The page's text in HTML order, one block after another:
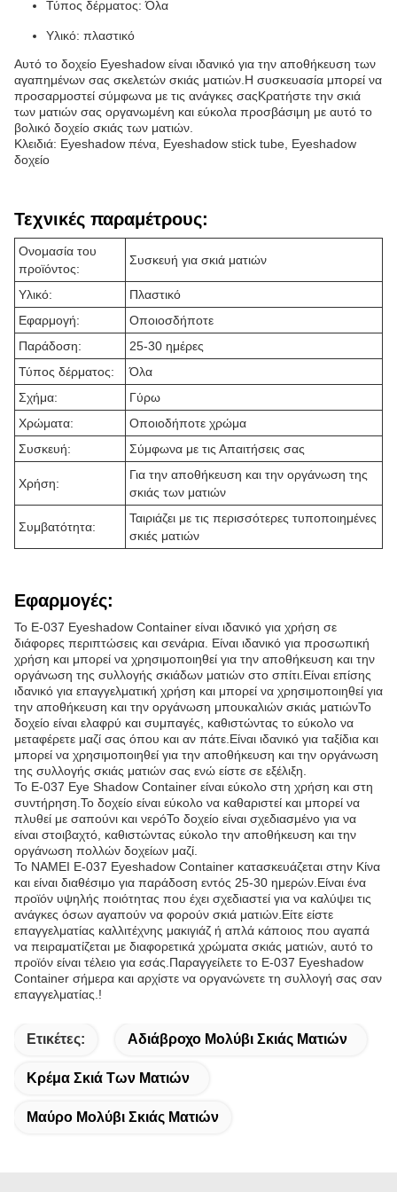
Τύπος δέρματος: Όλα
Υλικό: πλαστικό
Αυτό το δοχείο Eyeshadow είναι ιδανικό για την αποθήκευση των
αγαπημένων σας σκελετών σκιάς ματιών.Η συσκευασία μπορεί να
προσαρμοστεί σύμφωνα με τις ανάγκες σαςΚρατήστε την σκιά
των ματιών σας οργανωμένη και εύκολα προσβάσιμη με αυτό το
βολικό δοχείο σκιάς των ματιών.
Κλειδιά: Eyeshadow πένα, Eyeshadow stick tube, Eyeshadow
δοχείο
Τεχνικές παραμέτρους:
Ονομασία του
προϊόντος:
Συσκευή για σκιά ματιών
Υλικό:
Πλαστικό
Εφαρμογή:
Οποιοσδήποτε
Παράδοση:
25-30 ημέρες
Τύπος δέρματος:
Όλα
Σχήμα:
Γύρω
Χρώματα:
Οποιοδήποτε χρώμα
Συσκευή:
Σύμφωνα με τις Απαιτήσεις σας
Χρήση:
Για την αποθήκευση και την οργάνωση της
σκιάς των ματιών
Συμβατότητα:
Ταιριάζει με τις περισσότερες τυποποιημένες
σκιές ματιών
Εφαρμογές:
Το E-037 Eyeshadow Container είναι ιδανικό για χρήση σε
διάφορες περιπτώσεις και σενάρια. Είναι ιδανικό για προσωπική
χρήση και μπορεί να χρησιμοποιηθεί για την αποθήκευση και την
οργάνωση της συλλογής σκιάδων ματιών στο σπίτι.Είναι επίσης
ιδανικό για επαγγελματική χρήση και μπορεί να χρησιμοποιηθεί για
την αποθήκευση και την οργάνωση μπουκαλιών σκιάς ματιώνΤο
δοχείο είναι ελαφρύ και συμπαγές, καθιστώντας το εύκολο να
μεταφέρετε μαζί σας όπου και αν πάτε.Είναι ιδανικό για ταξίδια και
μπορεί να χρησιμοποιηθεί για την αποθήκευση και την οργάνωση
της συλλογής σκιάς ματιών σας ενώ είστε σε εξέλιξη.
Το E-037 Eye Shadow Container είναι εύκολο στη χρήση και στη
συντήρηση.Το δοχείο είναι εύκολο να καθαριστεί και μπορεί να
πλυθεί με σαπούνι και νερόΤο δοχείο είναι σχεδιασμένο για να
είναι στοιβαχτό, καθιστώντας εύκολο την αποθήκευση και την
οργάνωση πολλών δοχείων μαζί.
Το NAMEI E-037 Eyeshadow Container κατασκευάζεται στην Κίνα
και είναι διαθέσιμο για παράδοση εντός 25-30 ημερών.Είναι ένα
προϊόν υψηλής ποιότητας που έχει σχεδιαστεί για να καλύψει τις
ανάγκες όσων αγαπούν να φορούν σκιά ματιών.Είτε είστε
επαγγελματίας καλλιτέχνης μακιγιάζ ή απλά κάποιος που αγαπά
να πειραματίζεται με διαφορετικά χρώματα σκιάς ματιών, αυτό το
προϊόν είναι τέλειο για εσάς.Παραγγείλετε το E-037 Eyeshadow
Container σήμερα και αρχίστε να οργανώνετε τη συλλογή σας σαν
επαγγελματίας.!
Ετικέτες: Αδιάβροχο Μολύβι Σκιάς Ματιών
Κρέμα Σκιά Των Ματιών
Μαύρο Μολύβι Σκιάς Ματιών